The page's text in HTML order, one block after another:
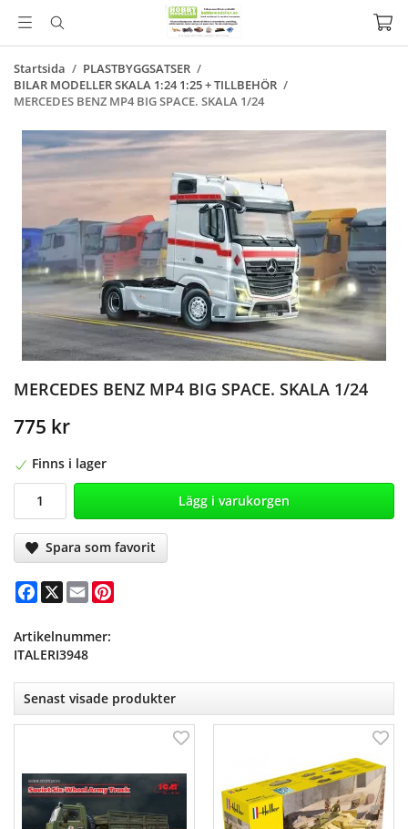
Startsida / PLASTBYGGSATSER /
BILAR MODELLER SKALA 1:24 1:25 + TILLBEHÖR /
MERCEDES BENZ MP4 BIG SPACE. SKALA 1/24
MERCEDES BENZ MP4 BIG SPACE. SKALA 1/24
775 kr
Finns i lager
Lägg i varukorgen
Spara som favorit
Facebook
X Email
Artikelnummer:
ITALERI3948
Senast visade produkter